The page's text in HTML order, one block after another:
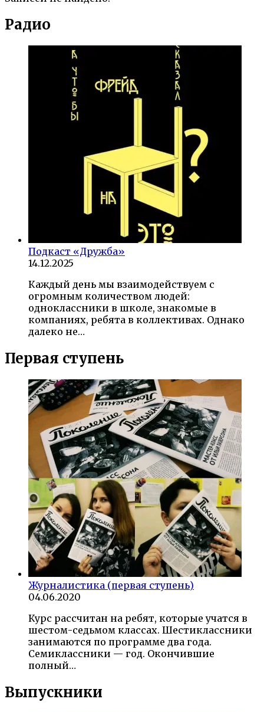
Радио
Подкаст «Дружба»
14.12.2025
Каждый день мы взаимодействуем с
огромным количеством людей:
одноклассники в школе, знакомые в
компаниях, ребята в коллективах. Однако
далеко не…
Первая ступень
Журналистика (первая ступень)
04.06.2020
Курс рассчитан на ребят, которые учатся в
шестом-седьмом классах. Шестиклассники
занимаются по программе два года.
Семиклассники — год. Окончившие
полный…
Выпускники